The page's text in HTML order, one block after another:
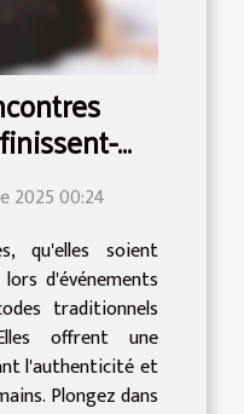
?
2025 00:24
qu'elles soient
d'événements
traditionnels
offrent une
l'authenticité et
Plongez dans